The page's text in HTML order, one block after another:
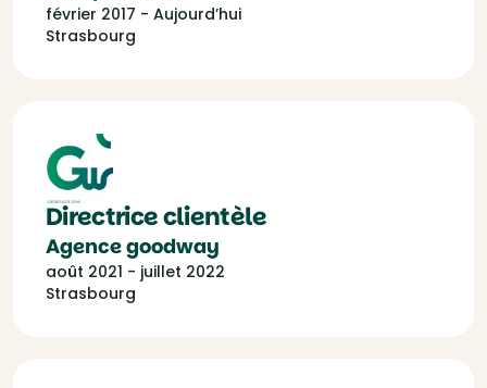
février 2017 - Aujourd’hui
Strasbourg
Directrice clientèle
Agence goodway
août 2021 - juillet 2022
Strasbourg